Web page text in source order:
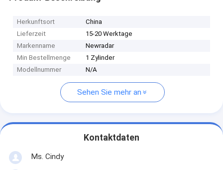
Herkunftsort
China
Lieferzeit
15-20 Werktage
Markenname
Newradar
Min Bestellmenge
1 Zylinder
Modellnummer
N/A
Sehen Sie mehr an
Kontaktdaten
Ms. Cindy